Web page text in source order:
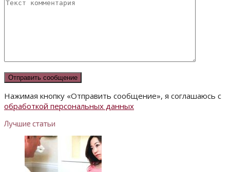
Нажимая кнопку «Отправить сообщение», я соглашаюсь с
обработкой персональных данных
Лучшие статьи